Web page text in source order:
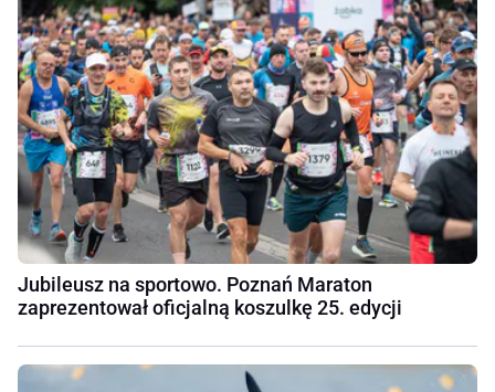
Jubileusz na sportowo. Poznań Maraton
zaprezentował oficjalną koszulkę 25. edycji